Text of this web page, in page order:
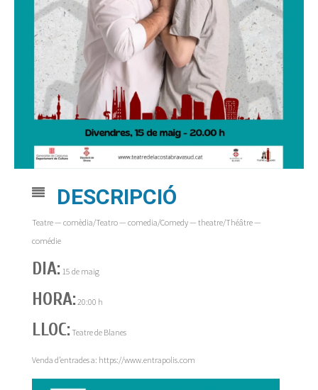
DESCRIPCIÓ
Teatre — comèdia/Teatro — comedia/Comedy — theatre/Théâtre —
comédie
DIA: 15 de maig
HORA: 20:00 h
LLOC: Teatre de Blanes
Venda d’entrades a: https://www.entrapolis.com